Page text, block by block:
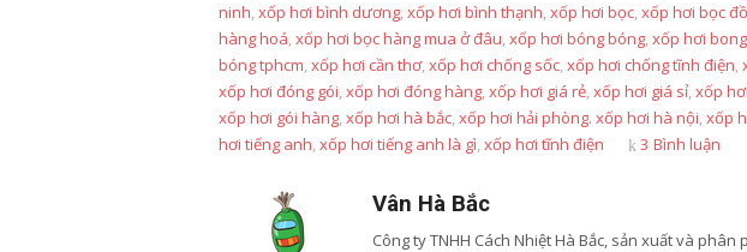
ninh,xốp hơi bình dương,xốp hơi bình thạnh,xốp hơi bọc,xốp hơi bọc đồ
hàng hoá,xốp hơi bọc hàng mua ở đâu,xốp hơi bóng bóng,xốp hơi
bóng tphcm,xốp hơi cần thơ,xốp hơi chống sốc,xốp hơi chống tĩnh điện,
xốp hơi đóng gói,xốp hơi đóng hàng,xốp hơi giá rẻ,xốp hơi giá sỉ,xốp
xốp hơi gói hàng,xốp hơi hà bắc,xốp hơi hải phòng. xốp hơi hà nội,xốp
hơi tiếng anh,xốp hơi tiếng anh là gì,xốp hơi tĩnh điện 3 Bình luận
Vân Hà Bắc
Công ty TNHH Cách Nhiệt Hà Bắc, sản xuất và